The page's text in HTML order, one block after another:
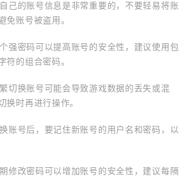
己的账号信息是非常重要的，不要轻易将账
免账号被盗用。
强密码可以提高账号的安全性，建议使用包
符的组合密码。
切换账号可能会导致游戏数据的丢失或混
换时再进行操作。
账号后，要记住新账号的用户名和密码，以
修改密码可以增加账号的安全性，建议每隔